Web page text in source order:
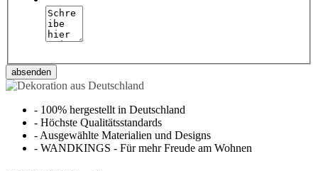
absenden
- 100% hergestellt in Deutschland
- Höchste Qualitätsstandards
- Ausgewählte Materialien und Designs
- WANDKINGS - Für mehr Freude am Wohnen